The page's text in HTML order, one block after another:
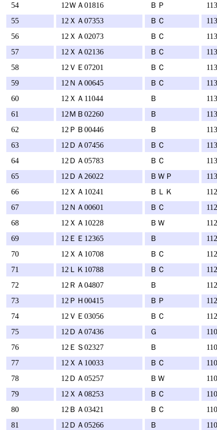
54
12ＷＡ01816 ＢＰ
55
12ＸＡ07353 ＢＣ
56
12ＸＡ02073 ＢＣ
57
12ＸＡ02136 ＢＣ
58
12ＶＥ07201 ＢＣ
59
12ＮＡ00645 ＢＣ
60
12ＸＡ11044 Ｂ
61
12ＭＢ02260 Ｂ
62
12ＰＢ00446 Ｂ
63
12ＤＡ07456 ＢＣ
64
12ＤＡ05783 ＢＣ
65
12ＤＡ26022 ＢＷＰ
66
12ＸＡ10241 ＢＬＫ
67
12ＮＡ00601 ＢＣ
68
12ＸＡ10228 ＢＷ
69
12ＥＥ12365 Ｂ
70
12ＸＡ10708 ＢＣ
71
12ＬＫ10788 ＢＣ
72
12ＲＡ04807 Ｂ
73
12ＰＨ00415 ＢＰ
74
12ＶＥ03056 ＢＣ
75
12ＤＡ07436 Ｇ
76
12ＥＳ02327 Ｂ
77
12ＸＡ10033 ＢＣ
78
12ＤＡ05257 ＢＷ
79
12ＸＡ08253 ＢＣ
80
12ＢＡ03421 ＢＣ
81
12ＤＡ05266 Ｂ